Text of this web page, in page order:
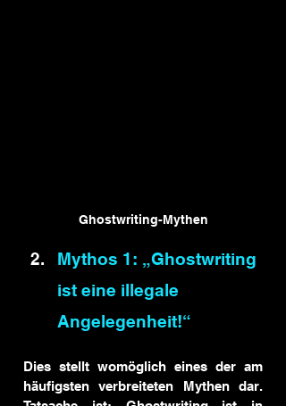
Ghostwriting-Mythen
Mythos 1: „Ghostwriting
ist eine illegale
Angelegenheit!“
Dies stellt womöglich eines der am
häufigsten verbreiteten Mythen dar.